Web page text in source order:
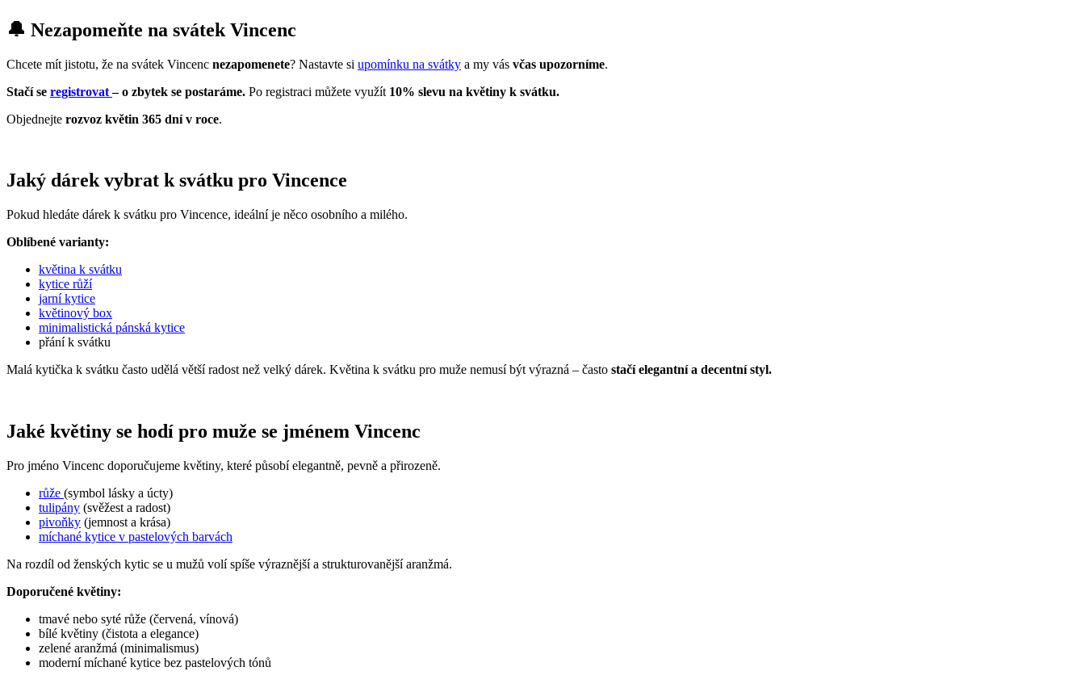
🔔 Nezapomeňte na svátek Vincenc
Chcete mít jistotu, že na svátek Vincenc nezapomenete? Nastavte si upomínku na svátky a my vás včas upozorníme.
Stačí se registrovat– o zbytek se postaráme. Po registraci můžete využít 10% slevu na květiny k svátku.
Objednejte rozvoz květin 365 dní v roce.
Jaký dárek vybrat k svátku pro Vincence
Pokud hledáte dárek k svátku pro Vincence, ideální je něco osobního a milého.
Oblíbené varianty:
květina k svátku
kytice růží
jarní kytice
květinový box
minimalistická pánská kytice
přání k svátku
Malá kytička k svátku často udělá větší radost než velký dárek. Květina k svátku pro muže nemusí být výrazná – často stačí elegantní a decentní styl.
Jaké květiny se hodí pro muže se jménem Vincenc
Pro jméno Vincenc doporučujeme květiny, které působí elegantně, pevně a přirozeně.
růže (symbol lásky a úcty)
tulipány (svěžest a radost)
pivoňky (jemnost a krása)
míchané kytice v pastelových barvách
Na rozdíl od ženských kytic se u mužů volí spíše výraznější a strukturovanější aranžmá.
Doporučené květiny:
tmavé nebo syté růže (červená, vínová)
bílé květiny (čistota a elegance)
zelené aranžmá (minimalismus)
moderní míchané kytice bez pastelových tónů